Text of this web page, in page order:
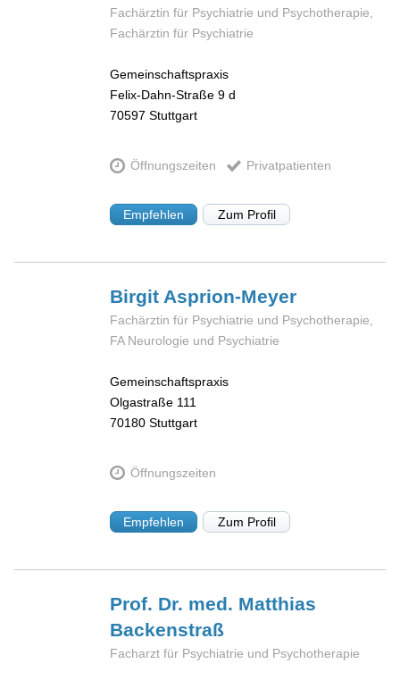
Fachärztin für Psychiatrie und Psychotherapie,
Fachärztin für Psychiatrie
Gemeinschaftspraxis
Felix-Dahn-Straße 9 d
70597 Stuttgart
Öffnungszeiten Privatpatienten
Empfehlen Zum Profil
Birgit Asprion-Meyer
Fachärztin für Psychiatrie und Psychotherapie,
FA Neurologie und Psychiatrie
Gemeinschaftspraxis
Olgastraße 111
70180 Stuttgart
Öffnungszeiten
Empfehlen Zum Profil
Prof. Dr. med. Matthias
Backenstraß
Facharzt für Psychiatrie und Psychotherapie